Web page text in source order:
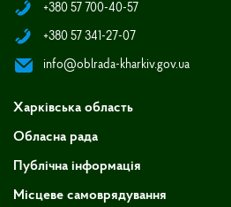
+380 57 700-40-57
+380 57 341-27-07
info@oblrada-kharkiv.gov.ua
Харківська область
Обласна рада
Публічна інформація
Місцеве самоврядування